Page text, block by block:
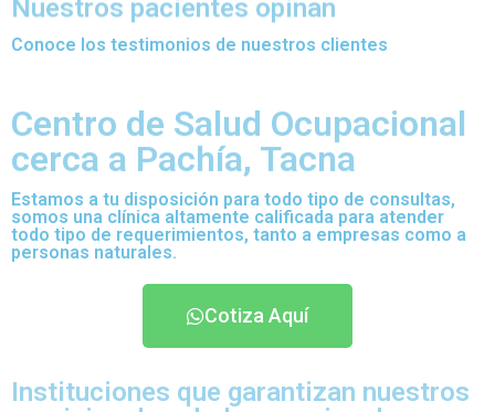
Nuestros pacientes opinan
Conoce los testimonios de nuestros clientes
Centro de Salud Ocupacional
cerca a Pachía, Tacna
Estamos a tu disposición para todo tipo de consultas,
somos una clínica altamente calificada para atender
todo tipo de requerimientos, tanto a empresas como a
personas naturales.
Cotiza Aquí
Instituciones que garantizan nuestros